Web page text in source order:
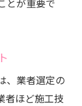
とが重要で
、業者選定の
者ほど施工技